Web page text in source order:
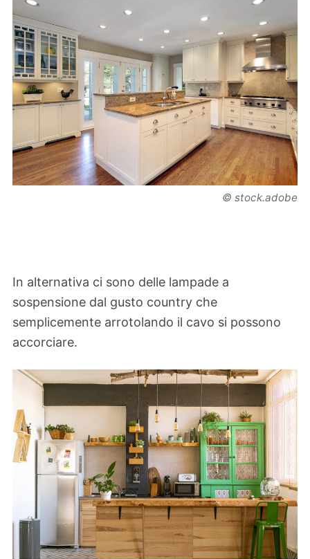
© stock.adobe
In alternativa ci sono delle lampade a
sospensione dal gusto country che
semplicemente arrotolando il cavo si possono
accorciare.